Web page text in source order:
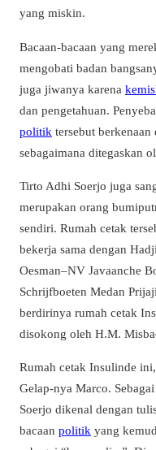
yang miskin.
Bacaan-bacaan yang
mengobati badan
juga jiwanya karena
dan pengetahuan.
politik tersebut
sebagaimana ditegaskan
Tirto Adhi Soerjo juga
merupakan orang
sendiri. Rumah cetak
bekerja sama dengan
Oesman–NV Javaanche
Schrijfboeten Medan
berdirinya rumah cetak
disokong oleh H.M.
Rumah cetak Insulinde
Gelap-nya Marco.
Soerjo dikenal dengan
bacaan politik yang